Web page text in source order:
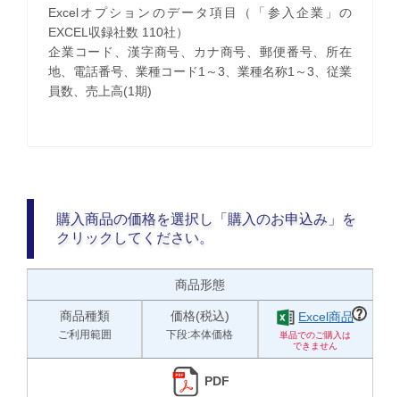
Excelオプションのデータ項目（「参入企業」の
EXCEL収録社数 110社）
企業コード、漢字商号、カナ商号、郵便番号、所在
地、電話番号、業種コード1～3、業種名称1～3、従業
員数、売上高(1期)
購入商品の価格を選択し「購入のお申込み」を
クリックしてください。
商品形態
商品種類
ご利用範囲
価格(税込)
下段:本体価格
Excel商品
PDF